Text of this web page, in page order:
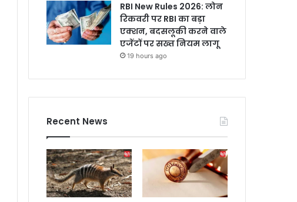
RBI New Rules 2026: लोन
रिकवरी पर RBI का बड़ा
एक्शन, बदसलूकी करने वाले
एजेंटों पर सख्त नियम लागू
19 hours ago
Recent News